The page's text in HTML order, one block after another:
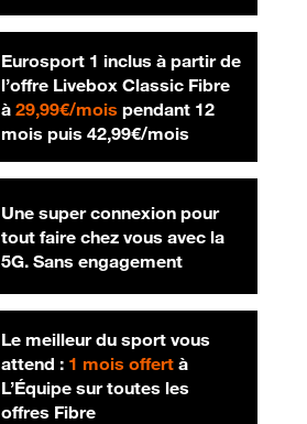
Eurosport 1 inclus à partir de
l’offre Livebox Classic Fibre
à 29,99€/mois29,99 € par mois
pendant 12
mois puis 42,99€/mois42,99 € par
Une super connexion pour
tout faire chez vous avec la
5G. Sans engagement
Le meilleur du sport vous
attend : 1 mois offertà
L’Équipe sur toutes les
offres Fibre